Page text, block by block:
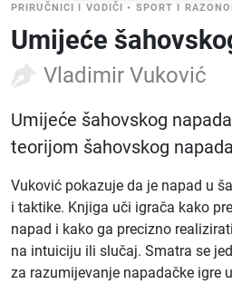
PRIRUČNICI I VODIČI • SPORT I
Umijeće
Vladimir Vuković
Umijeće šahovskog
teorijom šahovskog
Vuković pokazuje da je napad u
i taktike. Knjiga uči igrača kako
napad i kako ga precizno
na intuiciju ili slučaj. Smatra se
za razumijevanje napadačke igre